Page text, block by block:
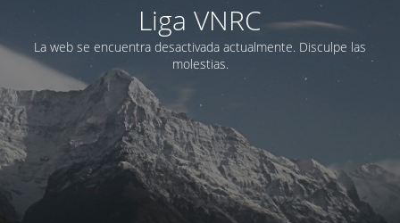
Liga VNRC
La web se encuentra desactivada actualmente. Disculpe las
molestias.